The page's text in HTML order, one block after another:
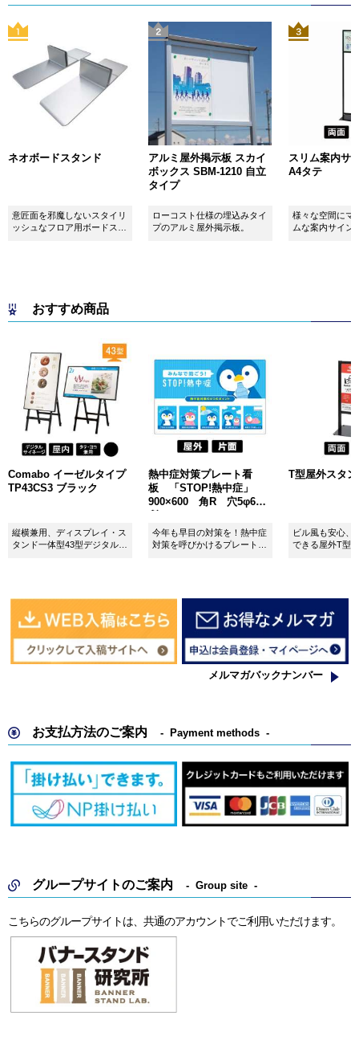
ネオボードスタンド
意匠面を邪魔しないスタイリ
ッシュなフロア用ボードスタ
アルミ屋外掲示板 スカイ
ボックス SBM-1210 自立
タイプ
ローコスト仕様の埋込みタイ
プのアルミ屋外掲示板。
スリム案内サ
A4タテ
様々な空間にマ
ムな案内サイン
おすすめ商品
Comabo イーゼルタイプ
TP43CS3 ブラック
縦横兼用、ディスプレイ・ス
タンド一体型43型デジタルサ
熱中症対策プレート看
板 「STOP!熱中症」
900×600 角R 穴5φ6カ
今年も早目の対策を！熱中症
対策を呼びかけるプレート看
T型屋外スタ
ビル風も安心、
できる屋外T型
メルマガバックナンバー
お支払方法のご案内 Payment methods
グループサイトのご案内 Group site
こちらのグループサイトは、共通のアカウントでご利用いただけます。